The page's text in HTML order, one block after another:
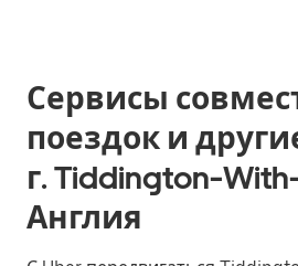
Сервисы
поездок и
г. Tiddington-
Англия